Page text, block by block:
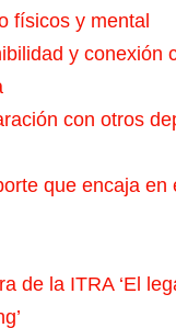
físicos y mental
y conexión
con otros
que encaja en
de la ITRA ‘El